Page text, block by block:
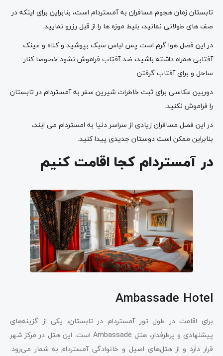
تابستان زمان هجوم مسافران به آمستردام است، بنابراین برای اینکه در
صف های طولانی نمانید، بلیط موزه ها را از قبل رزرو نمایید.
در این فصل هوا گرم است پس لباس سبک بپوشید و کلاه و عینک
آفتابی همراه داشته باشید، ضد آفتاب فراموش نشود خصوصا کنار
ساحل و برای آفتاب گرفتن.
دوربین عکاسی برای ثبت خاطرات شیرین سفر به آمستردام در تابستان
را فراموش نکنید.
در این فصل مسافران زیادی از سراسر دنیا به امستردام می ایند،
بنابراین ممکن است دوستان جدیدی پیدا کنید.
در آمستردام کجا اقامت کنیم
Ambassade Hotel
برای اقامت در طول تور آمستردام در تابستان، یکی از گزینه‌های
پیشنهادی و پرطرفدار، هتل Ambassade است. این هتل در مرکز شهر
قرار دارد و از هتل‌های اصیل و خانوادگی آمستردام به شمار می‌رود.